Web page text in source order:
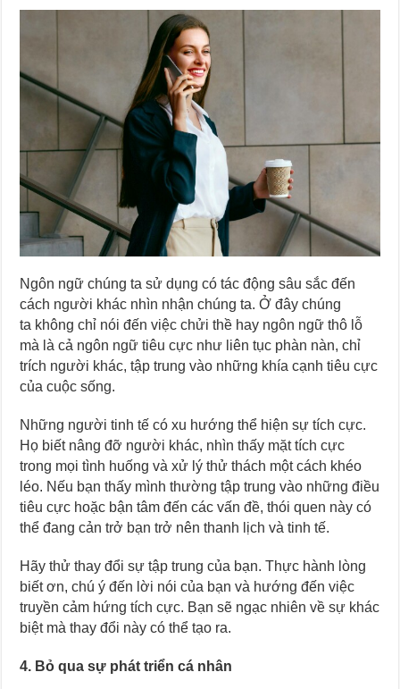
Ngôn ngữ chúng ta sử dụng có tác động sâu sắc đến
cách người khác nhìn nhận chúng ta. Ở đây chúng
ta không chỉ nói đến việc chửi thề hay ngôn ngữ thô lỗ
mà là cả ngôn ngữ tiêu cực như liên tục phàn nàn, chỉ
trích người khác, tập trung vào những khía cạnh tiêu cực
của cuộc sống.
Những người tinh tế có xu hướng thể hiện sự tích cực.
Họ biết nâng đỡ người khác, nhìn thấy mặt tích cực
trong mọi tình huống và xử lý thử thách một cách khéo
léo. Nếu bạn thấy mình thường tập trung vào những điều
tiêu cực hoặc bận tâm đến các vấn đề, thói quen này có
thể đang cản trở bạn trở nên thanh lịch và tinh tế.
Hãy thử thay đổi sự tập trung của bạn. Thực hành lòng
biết ơn, chú ý đến lời nói của bạn và hướng đến việc
truyền cảm hứng tích cực. Bạn sẽ ngạc nhiên về sự khác
biệt mà thay đổi này có thể tạo ra.
4. Bỏ qua sự phát triển cá nhân